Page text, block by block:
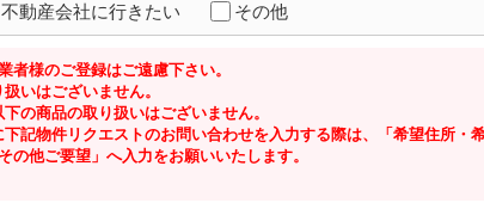
不動産会社に行きたい
その他
様のご登録はご遠慮下さい。
いはございません。
の商品の取り扱いはございません。
記物件リクエストのお問い合わせを入力する際は、「希望住所・
の他ご要望」へ入力をお願いいたします。